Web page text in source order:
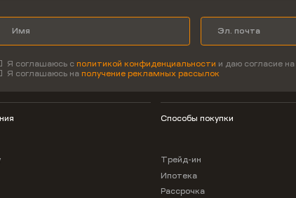
Я соглашаюсь сполитикой конфиденциальности и даю согласие на
Я соглашаюсь наполучение рекламных рассылок
Способы покупки
Трейд-ин
Ипотека
Рассрочка